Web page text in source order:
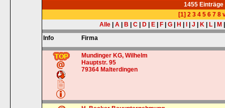
1455 Einträge
[1] 2 3 4 5 6 7 8
Alle
A B C D E F G H J K L M
Info
Firma
Mundinger KG, Wilhelm
Hauptstr. 95
79364 Malterdingen